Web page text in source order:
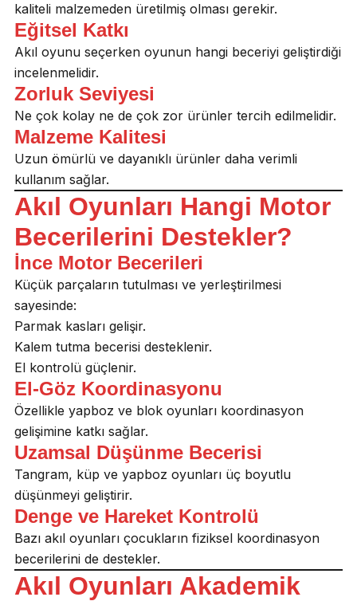
kaliteli malzemeden üretilmiş olması gerekir.
Eğitsel Katkı
Akıl oyunu seçerken oyunun hangi beceriyi geliştirdiği
incelenmelidir.
Zorluk Seviyesi
Ne çok kolay ne de çok zor ürünler tercih edilmelidir.
Malzeme Kalitesi
Uzun ömürlü ve dayanıklı ürünler daha verimli
kullanım sağlar.
Akıl Oyunları Hangi Motor
Becerilerini Destekler?
İnce Motor Becerileri
Küçük parçaların tutulması ve yerleştirilmesi
sayesinde:
Parmak kasları gelişir.
Kalem tutma becerisi desteklenir.
El kontrolü güçlenir.
El-Göz Koordinasyonu
Özellikle yapboz ve blok oyunları koordinasyon
gelişimine katkı sağlar.
Uzamsal Düşünme Becerisi
Tangram, küp ve yapboz oyunları üç boyutlu
düşünmeyi geliştirir.
Denge ve Hareket Kontrolü
Bazı akıl oyunları çocukların fiziksel koordinasyon
becerilerini de destekler.
Akıl Oyunları Akademik